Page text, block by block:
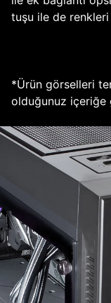
tuşu ile de
*Ürün görselleri
olduğunuz içeriğe